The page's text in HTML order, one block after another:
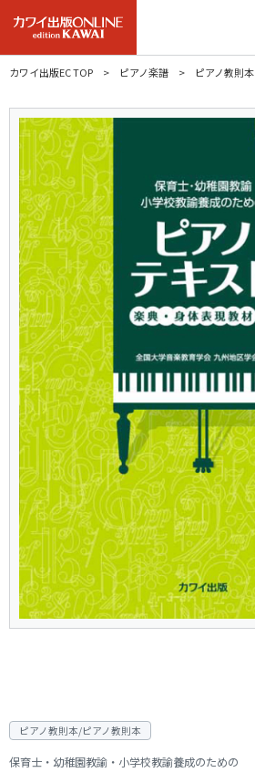
カワイ出版EC TOP ピアノ楽譜 ピアノ教則本
ピアノ教則本/ピアノ教則本
保育士・幼稚園教諭・小学校教諭養成のための